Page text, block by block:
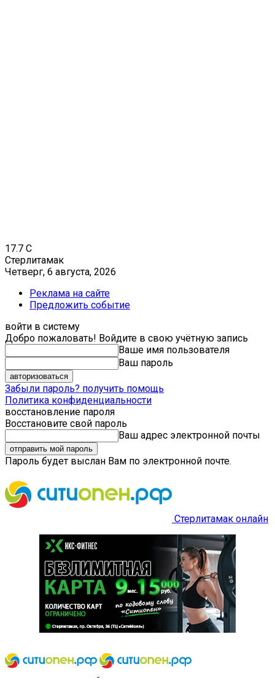
17.7 C
Стерлитамак
Четверг, 6 августа, 2026
Реклама на сайте
Предложить событие
войти в систему
Добро пожаловать! Войдите в свою учётную запись
Ваше имя пользователя
Ваш пароль
Забыли пароль? получить помощь
Политика конфиденциальности
восстановление пароля
Восстановите свой пароль
Ваш адрес электронной почты
Пароль будет выслан Вам по электронной почте.
Стерлитамак онлайн